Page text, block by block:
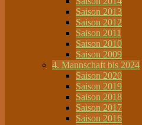
Saison 2013
Saison 2012
Saison 2011
Saison 2010
Saison 2009
4. Mannschaft bis 2024
Saison 2020
Saison 2019
Saison 2018
Saison 2017
Saison 2016